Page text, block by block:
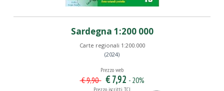
Sardegna 1:200 000
Carte regionali 1:200.000
(2024)
Prezzo web
€ 9,90 € 7,92 - 20%
Prezzo iscritti TCI